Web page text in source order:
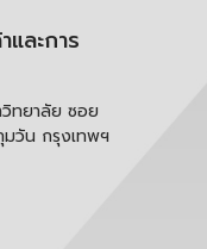
และการ
ทยาลัย ซอย
วัน กรุงเทพฯ